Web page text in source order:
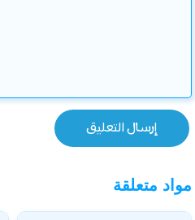
مواد متعلقة